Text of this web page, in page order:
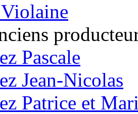
Pascale
Jean-Nicolas
Patrice et